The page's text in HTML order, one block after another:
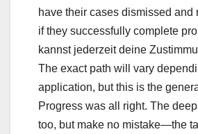
have their cases dismissed and
if they successfully complete
kannst jederzeit deine
The exact path will vary
application, but this is the
Progress was all right. The
too, but make no mistake—the